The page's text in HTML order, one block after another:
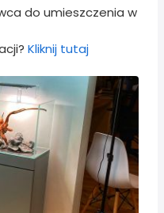
do umieszczenia w
Kliknij tutaj